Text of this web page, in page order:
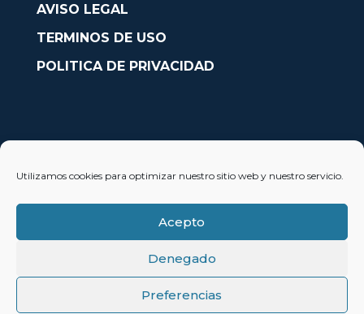
Utilizamos cookies para optimizar nuestro sitio web y nuestro servicio.
Acepto
Denegado
Preferencias
AVISO LEGAL
TERMINOS DE USO
POLITICA DE PRIVACIDAD
Avda. País Valencià nº54, Oficina 23, Alcoy (Alicante)